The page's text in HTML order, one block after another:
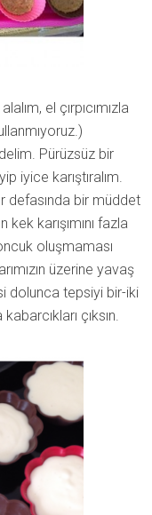
el çırpıcımızla
Pürüzsüz bir
iyice karıştıralım.
defasında bir müddet
karışımını fazla
oluşmaması
üzerine yavaş
dolunca tepsiyi bir-iki
çıksın.